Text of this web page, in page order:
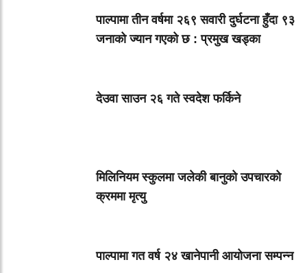
पाल्पामा तीन वर्षमा २६९ सवारी दुर्घटना हुँदा ९३
जनाको ज्यान गएको छ : प्रमुख खड्का
देउवा साउन २६ गते स्वदेश फर्किने
मिलिनियम स्कुलमा जलेकी बानुको उपचारको
क्रममा मृत्यु
पाल्पामा गत वर्ष २४ खानेपानी आयोजना सम्पन्न